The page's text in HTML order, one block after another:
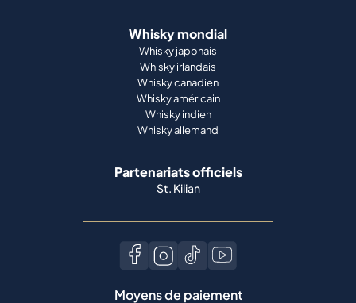
Whisky mondial
Whisky japonais
Whisky irlandais
Whisky canadien
Whisky américain
Whisky indien
Whisky allemand
Partenariats officiels
St. Kilian
Moyens de paiement